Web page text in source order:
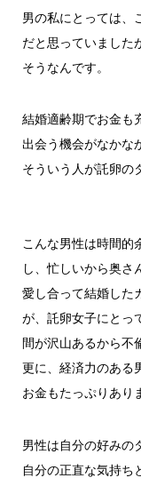
男の私にとっては、
だと思っていました
そうなんです。
結婚適齢期でお金も
出会う機会がなかな
そういう人が託卵の
こんな男性は時間的
し、忙しいから奥さ
愛し合って結婚した
が、託卵女子にとっ
間が沢山あるから不
更に、経済力のある
お金もたっぷりあり
男性は自分の好みの
自分の正直な気持ち